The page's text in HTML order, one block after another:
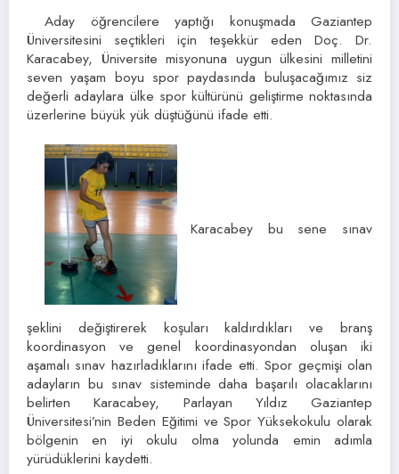
Aday öğrencilere yaptığı konuşmada Gaziantep
Üniversitesini seçtikleri için teşekkür eden Doç. Dr.
Karacabey, Üniversite misyonuna uygun ülkesini milletini
seven yaşam boyu spor paydasında buluşacağımız siz
değerli adaylara ülke spor kültürünü geliştirme noktasında
üzerlerine büyük yük düştüğünü ifade etti.
Karacabey bu sene sınav
şeklini değiştirerek koşuları kaldırdıkları ve branş
koordinasyon ve genel koordinasyondan oluşan iki
aşamalı sınav hazırladıklarını ifade etti. Spor geçmişi olan
adayların bu sınav sisteminde daha başarılı olacaklarını
belirten Karacabey, Parlayan Yıldız Gaziantep
Üniversitesi’nin Beden Eğitimi ve Spor Yüksekokulu olarak
bölgenin en iyi okulu olma yolunda emin adımla
yürüdüklerini kaydetti.